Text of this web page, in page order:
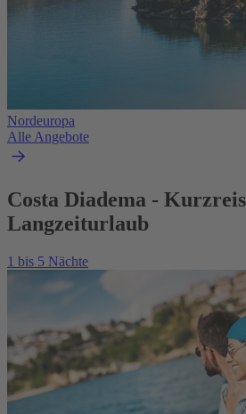
Nordeuropa
Alle Angebote
Costa Diadema -
Langzeiturlaub
1 bis 5 Nächte